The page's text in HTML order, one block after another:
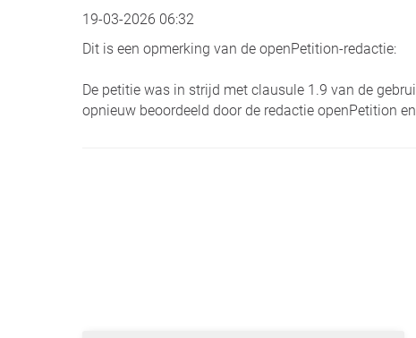
19-03-2026 06:32
Dit is een opmerking van de openPetition-redactie:
De petitie was in strijd met clausule 1.9 van de
opnieuw beoordeeld door de redactie openPetition